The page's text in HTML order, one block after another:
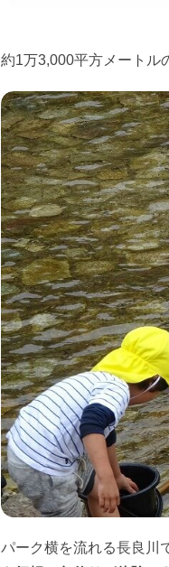
約1万3,000平方メート
パーク横を流れる長良川